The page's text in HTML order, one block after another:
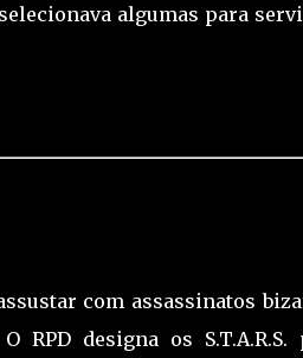
algumas para
com assassinatos
RPD designa os S.T.A.R.S.